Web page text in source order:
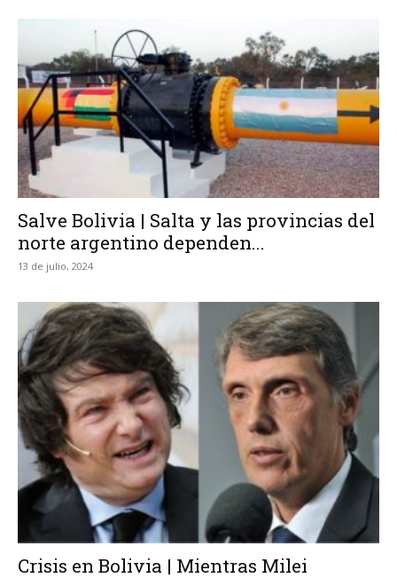
Salve Bolivia | Salta y las provincias del
norte argentino dependen...
13 de julio, 2024
Crisis en Bolivia | Mientras Milei